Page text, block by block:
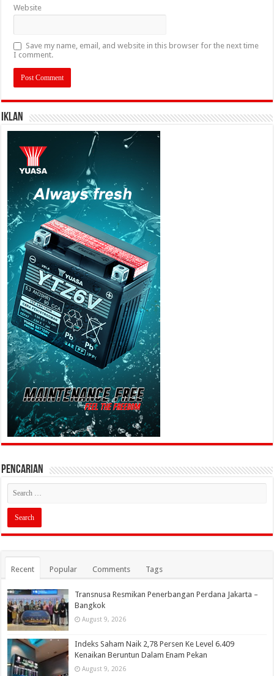
Website
Save my name, email, and website in this browser for the next time
I comment.
IKLAN
PENCARIAN
Recent Popular Comments Tags
Transnusa Resmikan Penerbangan Perdana Jakarta –
Bangkok
August 9, 2026
Indeks Saham Naik 2,78 Persen Ke Level 6.409
Kenaikan Beruntun Dalam Enam Pekan
August 9, 2026